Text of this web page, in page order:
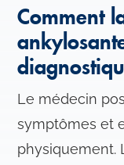
Comment
Le médecin
symptômes et
physiquement.